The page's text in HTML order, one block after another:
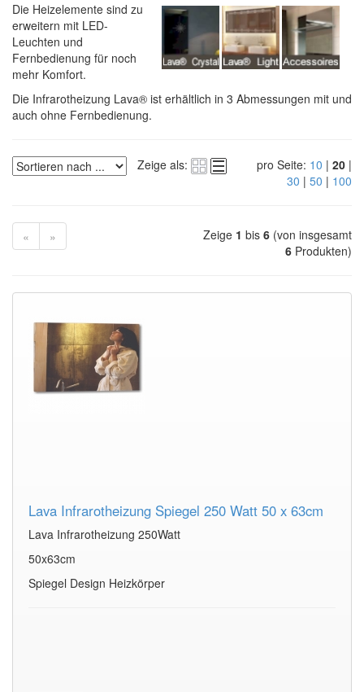
Die Heizelemente sind zu
erweitern mit LED-
Leuchten und
Fernbedienung für noch
mehr Komfort.
Die Infrarotheizung Lava® ist erhältlich in 3 Abmessungen mit und
auch ohne Fernbedienung.
Zeige als: pro Seite: 10 | 20|
30 | 50 | 100
« » Zeige 1 bis 6 (von insgesamt
6 Produkten)
Lava Infrarotheizung Spiegel 250 Watt 50 x 63cm
Lava Infrarotheizung 250Watt
50x63cm
Spiegel Design Heizkörper